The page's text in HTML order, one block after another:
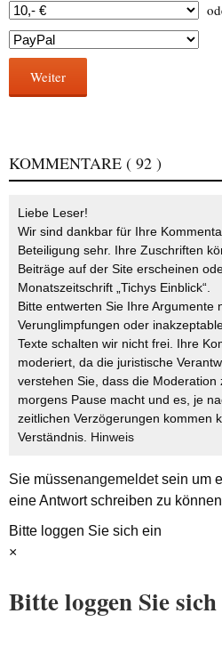
Weiter
KOMMENTARE ( 92 )
Liebe Leser!
Wir sind dankbar für Ihre
Beteiligung sehr. Ihre Zuschriften
Beiträge auf der Site erscheinen
Monatszeitschrift „Tichys Einblick“.
Bitte entwerten Sie Ihre Argumente
Verunglimpfungen oder
Texte schalten wir nicht frei. Ihre
moderiert, da die juristische
verstehen Sie, dass die Moderation
morgens Pause macht und es, je
zeitlichen Verzögerungen kommen
Verständnis. Hinweis
Sie müssenangemeldetsein um
eine Antwort schreiben zu können
Bitte loggen Sie sich ein
×
Bitte loggen Sie